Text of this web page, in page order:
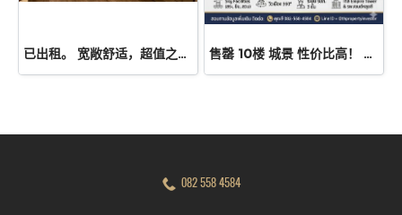
已出租。 宽敞舒适，超值之选！出租公寓Atmoz Chaengwattana，34.88 平方米，两室一厅，二楼。毗邻 Lotus、Makro 和 Central Chaengwattana 购物中心。近 MRT Sri Ratch 地铁站和 Sri Ratch 高速公路！ 售罄 10楼 城景 性价比高！ 出售公寓Centric Sathorn – Saint Louis（SC Asset开发），离Assumption小学仅200米，近BTS Saint Louis 600 米 近BTS Surasak，急售
082 558 4584